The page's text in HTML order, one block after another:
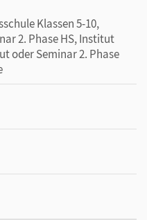
Klassen 5-10,
2. Phase HS, Institut
oder Seminar 2. Phase